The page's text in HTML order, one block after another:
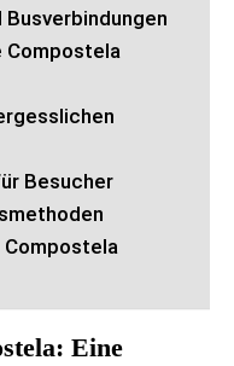
Busverbindungen
Compostela
Besucher
Compostela
Eine